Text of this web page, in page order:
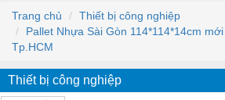
Trang chủ
Thiết bị công nghiệp
Pallet Nhựa Sài Gòn 114*114*14cm
Tp.HCM
Thiết bị công nghiệp